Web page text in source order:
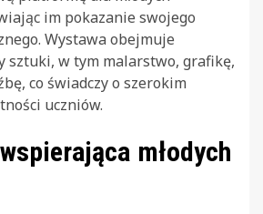
im pokazanie swojego
Wystawa obejmuje
sztuki, w tym malarstwo, grafikę,
co świadczy o szerokim
uczniów.
młodych